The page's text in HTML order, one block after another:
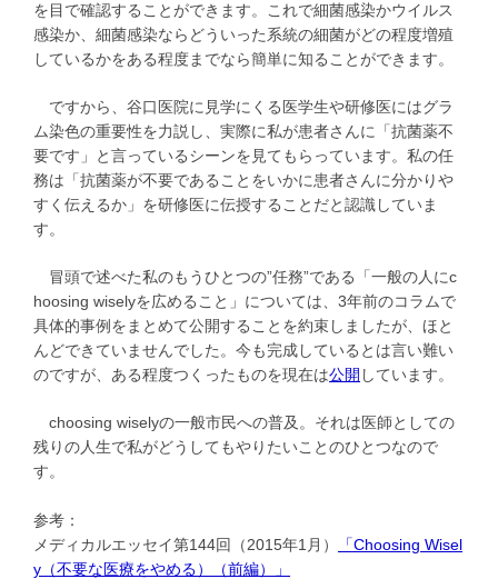
を目で確認することができます。これで細菌感染かウイルス
感染か、細菌感染ならどういった系統の細菌がどの程度増殖
しているかをある程度までなら簡単に知ることができます。
ですから、谷口医院に見学にくる医学生や研修医にはグラ
ム染色の重要性を力説し、実際に私が患者さんに「抗菌薬不
要です」と言っているシーンを見てもらっています。私の任
務は「抗菌薬が不要であることをいかに患者さんに分かりや
すく伝えるか」を研修医に伝授することだと認識していま
す。
冒頭で述べた私のもうひとつの”任務”である「一般の人にc
hoosing wiselyを広めること」については、3年前のコラムで
具体的事例をまとめて公開することを約束しましたが、ほと
んどできていませんでした。今も完成しているとは言い難い
のですが、ある程度つくったものを現在は公開 しています。
choosing wiselyの一般市民への普及。それは医師としての
残りの人生で私がどうしてもやりたいことのひとつなので
す。
参考：
メディカルエッセイ第144回（2015年1月）
「Choosing Wisel
y（不要な医療をやめる）（前編）」